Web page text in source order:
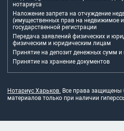
нотариуса
Наложение запрета на отчуждение
(имущественных прав на недвижимое
государственной регистрации
Передача заявлений физических и
физическим и юридическим лицам
Принятие на депозит денежных сумм и
Принятие на хранение документов
Нотариус Харьков. Все права защищены
материалов только при наличии